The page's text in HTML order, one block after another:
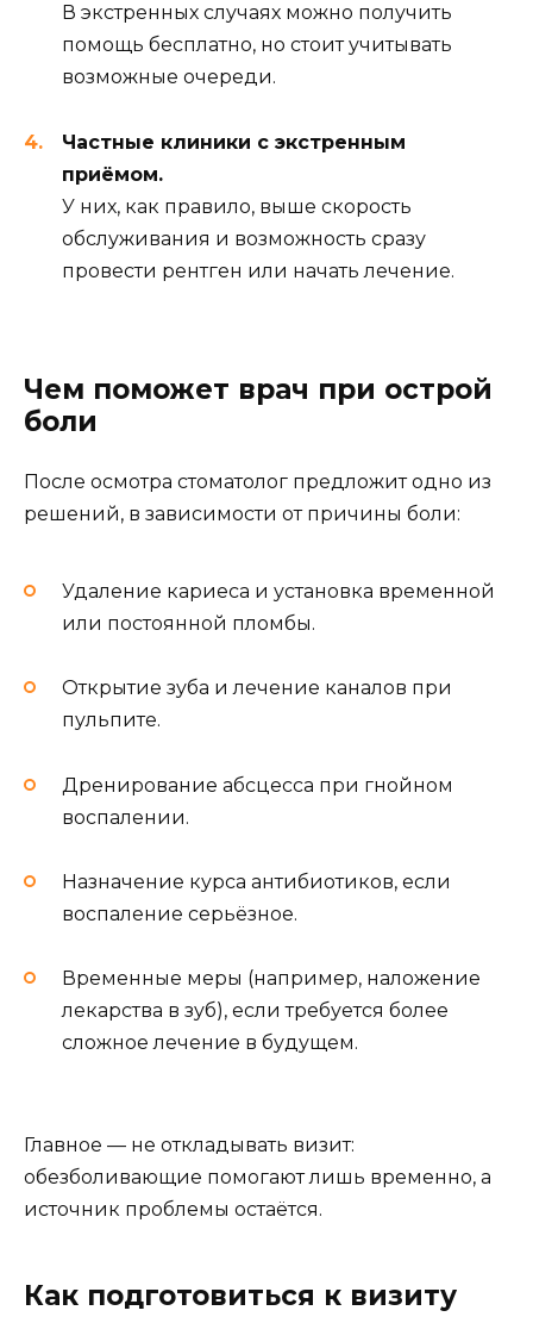
В экстренных случаях можно получить
помощь бесплатно, но стоит учитывать
возможные очереди.
Частные клиники с экстренным
приёмом.
У них, как правило, выше скорость
обслуживания и возможность сразу
провести рентген или начать лечение.
Чем поможет врач при острой
боли
После осмотра стоматолог предложит одно из
решений, в зависимости от причины боли:
Удаление кариеса и установка временной
или постоянной пломбы.
Открытие зуба и лечение каналов при
пульпите.
Дренирование абсцесса при гнойном
воспалении.
Назначение курса антибиотиков, если
воспаление серьёзное.
Временные меры (например, наложение
лекарства в зуб), если требуется более
сложное лечение в будущем.
Главное — не откладывать визит:
обезболивающие помогают лишь временно, а
источник проблемы остаётся.
Как подготовиться к визиту